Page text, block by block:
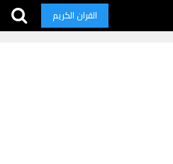
القران الكريم